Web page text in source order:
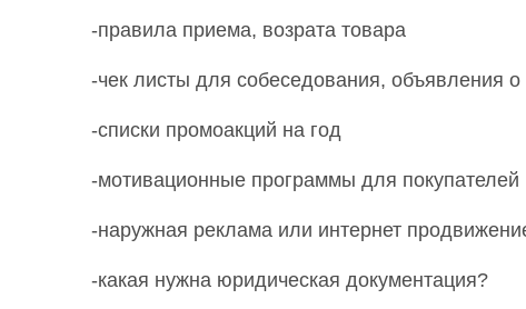
-правила приема, возрата товара
-чек листы для собеседования, объявления
-списки промоакций на год
-мотивационные программы для покупателей
-наружная реклама или интернет
-какая нужна юридическая документация?